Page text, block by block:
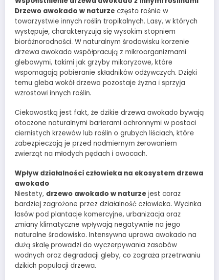
Drzewo awokado w naturze często rośnie w
towarzystwie innych roślin tropikalnych. Lasy, w których
występuje, charakteryzują się wysokim stopniem
bioróżnorodności. W naturalnym środowisku korzenie
drzewa awokado współpracują z mikroorganizmami
glebowymi, takimi jak grzyby mikoryzowe, które
wspomagają pobieranie składników odżywczych. Dzięki
temu gleba wokół drzewa pozostaje żyzna i sprzyja
wzrostowi innych roślin.
Ciekawostką jest fakt, że dzikie drzewa awokado bywają
otoczone naturalnymi barierami ochronnymi w postaci
ciernistych krzewów lub roślin o grubych liściach, które
zabezpieczają je przed nadmiernym żerowaniem
zwierząt na młodych pędach i owocach.
Wpływ działalności człowieka na ekosystem drzewa
awokado
Niestety, drzewo awokado w naturze jest coraz
bardziej zagrożone przez działalność człowieka. Wycinka
lasów pod plantacje komercyjne, urbanizacja oraz
zmiany klimatyczne wpływają negatywnie na jego
naturalne środowisko. Intensywna uprawa awokado na
dużą skalę prowadzi do wyczerpywania zasobów
wodnych oraz degradacji gleby, co zagraża przetrwaniu
dzikich populacji drzewa.